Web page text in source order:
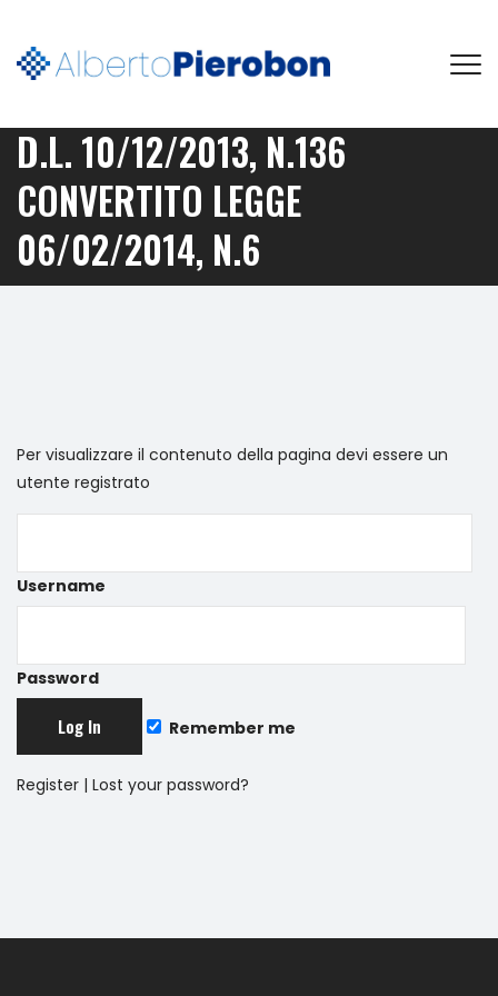
D.L. 10/12/2013, N.136
CONVERTITO LEGGE
06/02/2014, N.6
Per visualizzare il contenuto della pagina devi essere un
utente registrato
Username
Password
Remember me
Register | Lost your password?